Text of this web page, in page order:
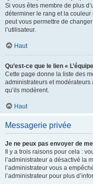
Si vous êtes membre de plus
déterminer le rang et la couleur
peut vous permettre de
l’utilisateur.
Haut
Qu’est-ce que le lien «
Cette page donne la liste des
administrateurs et modérateurs
qu’ils modèrent.
Haut
Messagerie privée
Je ne peux pas envoyer de
Il y a trois raisons pour cela :
l’administrateur a désactivé la
l’administrateur vous a
l’administrateur pour plus